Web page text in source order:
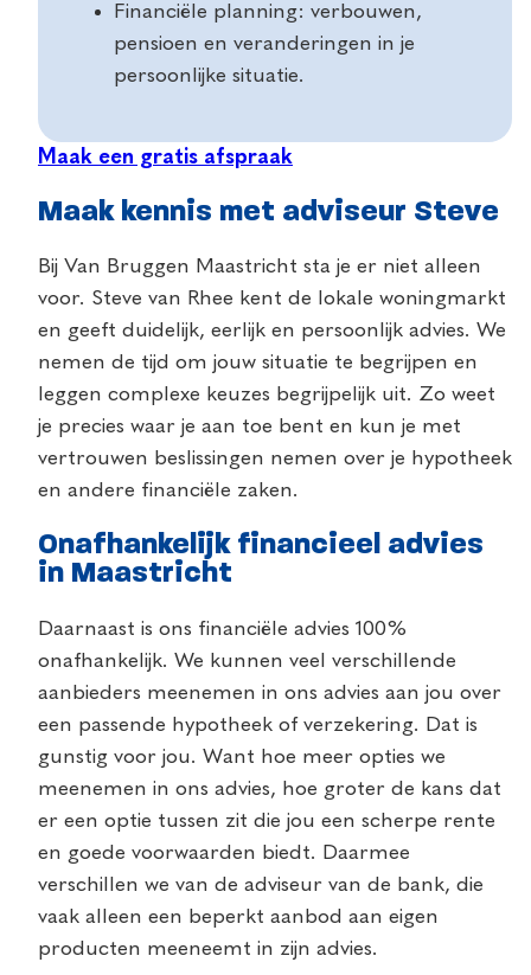
Financiële planning: verbouwen,
pensioen en veranderingen in je
persoonlijke situatie.
Maak een gratis afspraak
Maak kennis met adviseur Steve
Bij Van Bruggen Maastricht sta je er niet alleen
voor. Steve van Rhee kent de lokale woningmarkt
en geeft duidelijk, eerlijk en persoonlijk advies. We
nemen de tijd om jouw situatie te begrijpen en
leggen complexe keuzes begrijpelijk uit. Zo weet
je precies waar je aan toe bent en kun je met
vertrouwen beslissingen nemen over je hypotheek
en andere financiële zaken.
Onafhankelijk financieel advies
in Maastricht
Daarnaast is ons financiële advies 100%
onafhankelijk. We kunnen veel verschillende
aanbieders meenemen in ons advies aan jou over
een passende hypotheek of verzekering. Dat is
gunstig voor jou. Want hoe meer opties we
meenemen in ons advies, hoe groter de kans dat
er een optie tussen zit die jou een scherpe rente
en goede voorwaarden biedt. Daarmee
verschillen we van de adviseur van de bank, die
vaak alleen een beperkt aanbod aan eigen
producten meeneemt in zijn advies.